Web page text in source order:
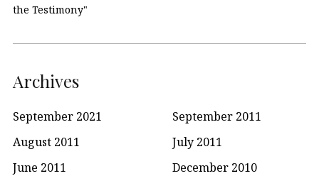
the Testimony"
Archives
September 2021
September 2011
August 2011
July 2011
June 2011
December 2010